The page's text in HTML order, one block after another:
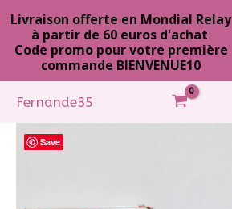
contenu
Fernande35
Save
Livraison offerte en Mondial Relay
à partir de 60 euros d'achat
Code promo pour votre première
commande BIENVENUE10